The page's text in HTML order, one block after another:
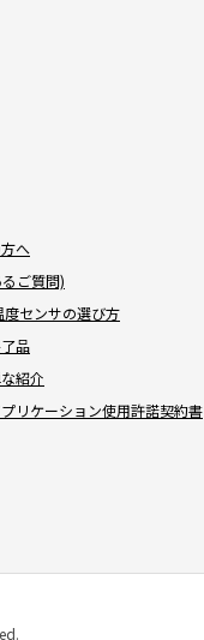
へ
ご質問)
センサの選び方
品
紹介
リケーション使用許諾契約書